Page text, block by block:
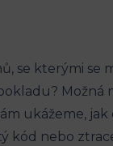
se kterými se
Možná
ukážeme,
nebo